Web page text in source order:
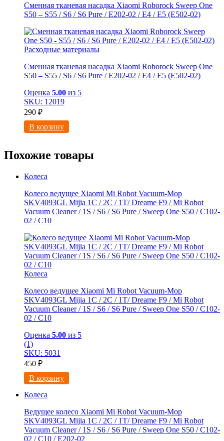
Сменная тканевая насадка Xiaomi Roborock Sweep One
S50 – S55 / S6 / S6 Pure / E202-02 / E4 / E5 (E502-02)
Расходные материалы
Сменная тканевая насадка Xiaomi Roborock Sweep One
S50 – S55 / S6 / S6 Pure / E202-02 / E4 / E5 (E502-02)
Оценка 5.00 из 5
SKU: 12019
290 ₽
В корзину
Похожие товары
Колеса
Колесо ведущее Xiaomi Mi Robot Vacuum-Mop
SKV4093GL Mijia 1C / 2C / 1T/ Dreame F9 / Mi Robot
Vacuum Cleaner / 1S / S6 / S6 Pure / Sweep One S50 / C102-
02 / С10
Колеса
Колесо ведущее Xiaomi Mi Robot Vacuum-Mop
SKV4093GL Mijia 1C / 2C / 1T/ Dreame F9 / Mi Robot
Vacuum Cleaner / 1S / S6 / S6 Pure / Sweep One S50 / C102-
02 / С10
Оценка 5.00 из 5
(1)
SKU: 5031
450 ₽
В корзину
Колеса
Ведущее колесо Xiaomi Mi Robot Vacuum-Mop
SKV4093GL Mijia 1C / 2C / 1T/ Dreame F9 / Mi Robot
Vacuum Cleaner / 1S / S6 / S6 Pure / Sweep One S50 / C102-
02 / С10 / E202-02